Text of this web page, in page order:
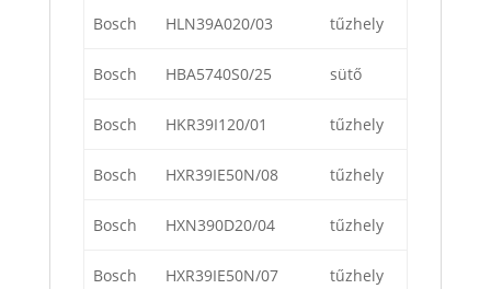
Bosch HLN39A020/03 tűzhely
Bosch HBA5740S0/25 sütő
Bosch HKR39I120/01 tűzhely
Bosch HXR39IE50N/08 tűzhely
Bosch HXN390D20/04 tűzhely
Bosch HXR39IE50N/07 tűzhely